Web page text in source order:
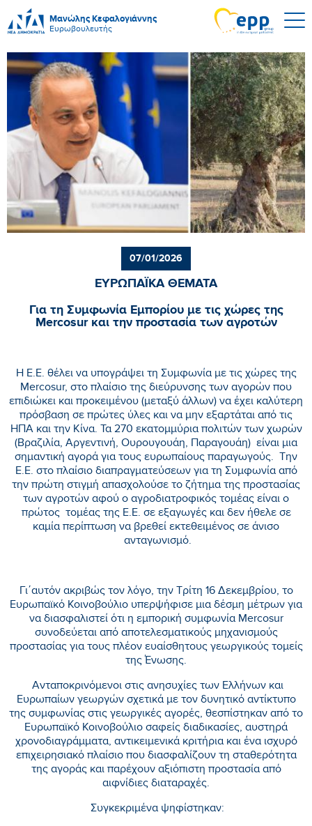
Μανώλης Κεφαλογιάννης
Ευρωβουλευτής
07/01/2026
ΕΥΡΩΠΑΪΚΑ ΘΕΜΑΤΑ
Για τη Συμφωνία Εμπορίου με τις χώρες της
Mercosur και την προστασία των αγροτών
H E.E. θέλει να υπογράψει τη Συμφωνία με τις χώρες της
Mercosur, στο πλαίσιο της διεύρυνσης των αγορών που
επιδιώκει και προκειμένου (μεταξύ άλλων) να έχει καλύτερη
πρόσβαση σε πρώτες ύλες και να μην εξαρτάται από τις
ΗΠΑ και την Κίνα. Τα 270 εκατομμύρια πολιτών των χωρών
(Βραζιλία, Αργεντινή, Ουρουγουάη, Παραγουάη) είναι μια
σημαντική αγορά για τους ευρωπαίους παραγωγούς. Την
Ε.Ε. στο πλαίσιο διαπραγματεύσεων για τη Συμφωνία από
την πρώτη στιγμή απασχολούσε το ζήτημα της προστασίας
των αγροτών αφού ο αγροδιατροφικός τομέας είναι ο
πρώτος τομέας της Ε.Ε. σε εξαγωγές και δεν ήθελε σε
καμία περίπτωση να βρεθεί εκτεθειμένος σε άνισο
ανταγωνισμό.
Γι΄αυτόν ακριβώς τον λόγο, την Τρίτη 16 Δεκεμβρίου, το
Ευρωπαϊκό Κοινοβούλιο υπερψήφισε μια δέσμη μέτρων για
να διασφαλιστεί ότι η εμπορική συμφωνία Mercosur
συνοδεύεται από αποτελεσματικούς μηχανισμούς
προστασίας για τους πλέον ευαίσθητους γεωργικούς τομείς
της Ένωσης.
Ανταποκρινόμενοι στις ανησυχίες των Ελλήνων και
Ευρωπαίων γεωργών σχετικά με τον δυνητικό αντίκτυπο
της συμφωνίας στις γεωργικές αγορές, θεσπίστηκαν από το
Ευρωπαϊκό Κοινοβούλιο σαφείς διαδικασίες, αυστηρά
χρονοδιαγράμματα, αντικειμενικά κριτήρια και ένα ισχυρό
επιχειρησιακό πλαίσιο που διασφαλίζουν τη σταθερότητα
της αγοράς και παρέχουν αξιόπιστη προστασία από
αιφνίδιες διαταραχές.
Συγκεκριμένα ψηφίστηκαν: